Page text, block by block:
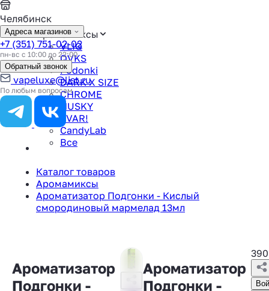
Аромамиксы
VLIQ
QVKS
Podonki
DARK X SIZE
CHROME
HUSKY
TVAR!
CandyLab
Все
Челябинск
Адреса магазинов
+7 (351) 751-02-02
пн-вс с 10:00 до 22:00
Обратный звонок
vapeluxe@list.ru
По любым вопросам
Каталог товаров
Аромамиксы
Ароматизатор Подгонки - Кислый
смородиновый мармелад 13мл
Ароматизатор
Подгонки -
Ароматизатор
Подгонки -